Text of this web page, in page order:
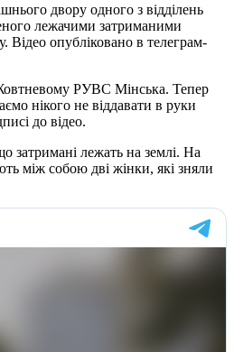
двору одного з відділень
лежачими затриманими
Відео опубліковано в телеграм-
РУВС Мінська. Тепер
нікого не віддавати в руки
до відео.
затримані лежать на землі. На
між собою дві жінки, які зняли